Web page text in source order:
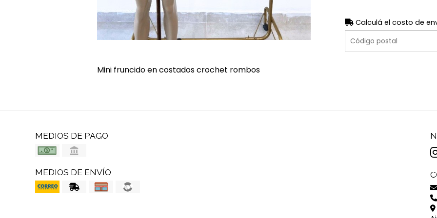
Mini fruncido en costados crochet rombos
Calculá el costo de
MEDIOS DE PAGO
MEDIOS DE ENVÍO